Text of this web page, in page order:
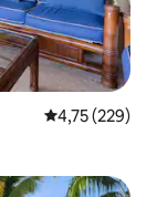
Évaluation
4,75 (229)